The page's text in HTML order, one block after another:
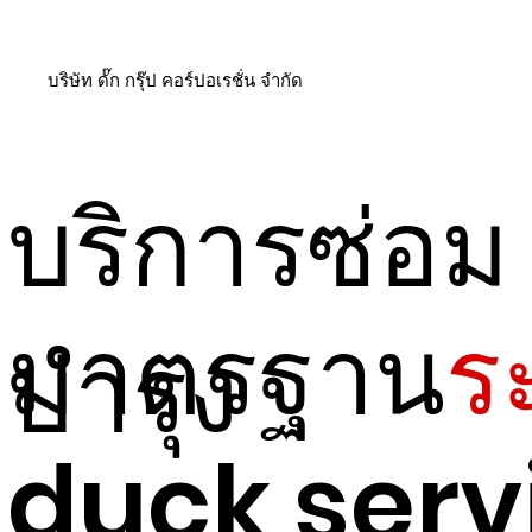
บริษัท ดั๊ก กรุ๊ป คอร์ปอเรชั่น จำกัด
บริการซ่อม
บำรุง
มาตรฐาน